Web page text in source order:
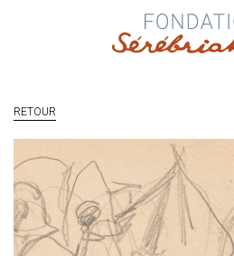
RETOUR